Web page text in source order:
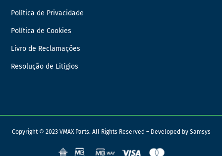
Política de Privacidade
Política de Cookies
Livro de Reclamações
Resolução de Litígios
Copyright © 2023 VMAX Parts. All Rights Reserved – Developed by Samsys